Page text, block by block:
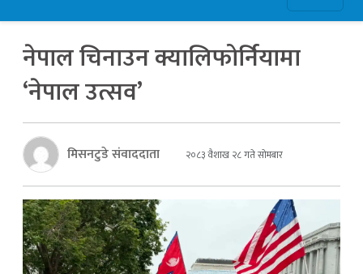
नेपाल चिनाउन क्यालिफोर्नियामा
‘नेपाल उत्सव’
मिसनटुडे संवाददाता २०८३ वैशाख २८ गते सोमबार